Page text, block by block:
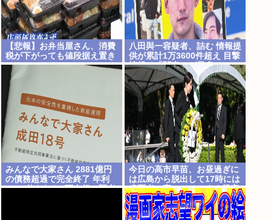
【悲報】お弁当屋さん、消費
税が下がっても値段据え置き
八田與一容疑者、詰む 情報提
供が累計1万3600件超え 目撃
情報は「関東」が最多
みんなで大家さん 2881億円
の債務超過で完全終了 年利
7%に釣られた3万人超の弱者
今日の高市早苗、お昼過ぎに
は広島から脱出して17時には
歯医者に寄ってそのまま帰宅